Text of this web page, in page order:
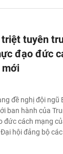
tuyên
đạo đức
mới
đề nghị đội ngũ
ban hành của
cách mạng
hội đảng bộ